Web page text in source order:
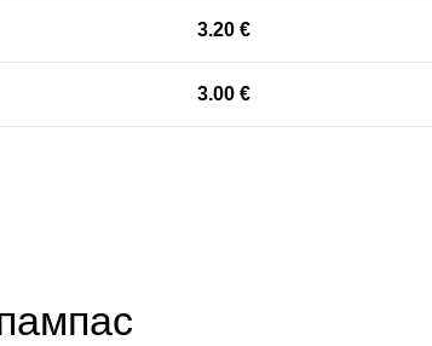
3.20 €
3.00 €